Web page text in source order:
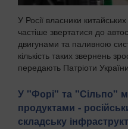
У Росії власники
частіше звертатися до
двигунами та паливною
кількість таких звернень
передають Патріоти
У "Форі" та "Сільпо"
продуктами -
складську